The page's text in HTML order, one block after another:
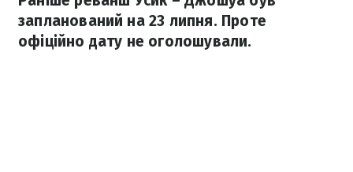
запланований на 23 липня. Проте
офіційно дату не оголошували.